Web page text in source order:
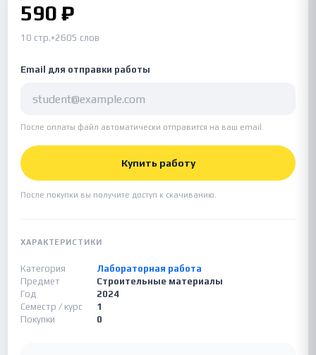
590 ₽
10 стр.•2605 слов
Email для отправки работы
После оплаты файл автоматически отправится на ваш email.
Купить работу
После покупки вы получите доступ к скачиванию.
ХАРАКТЕРИСТИКИ
Категория
Лабораторная работа
Предмет
Строительные материалы
Год
2024
Семестр / курс
1
Покупки
0